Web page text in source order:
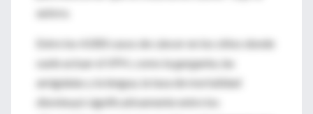
autora.
Entre los 4.000 casos de cáncer en los sitios donde
suele actuar el VPH, como la garganta, las
amígdalas y la lengua, la tasa de mortalidad
disminuyó significativamente entre los